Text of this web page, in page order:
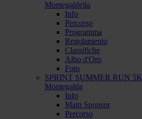
Montegaldella
Info
Percorso
Programma
Regolamento
Classifiche
Albo d'Oro
Foto
SPRINT SUMMER RUN 5K
Montegalda
Info
Main Sponsor
Percorso